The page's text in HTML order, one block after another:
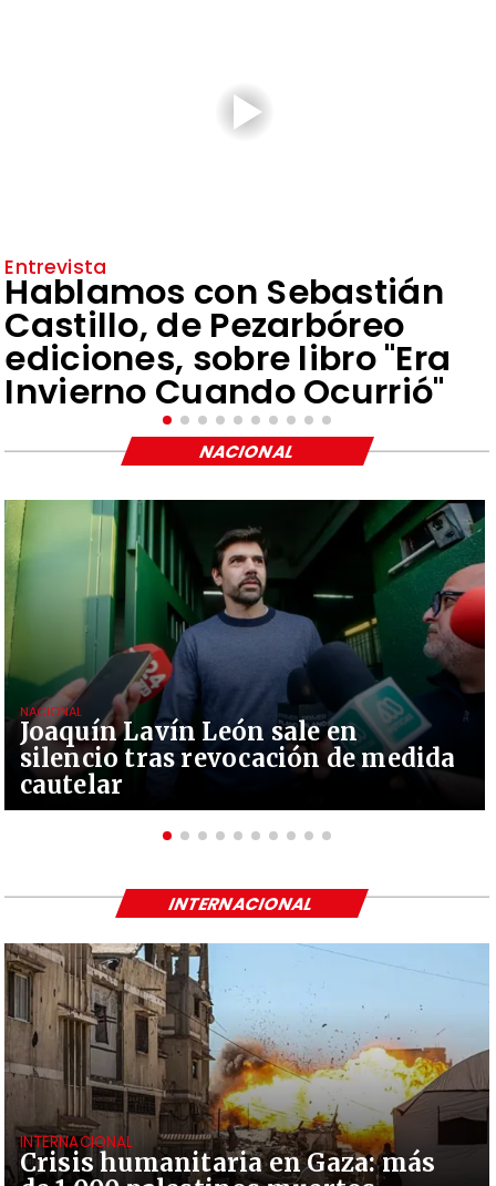
Entrevista
Hablamos con Sebastián
Castillo, de Pezarbóreo
ediciones, sobre libro "Era
Invierno Cuando Ocurrió"
Joaquín Lavín León sale en
silencio tras revocación de medida
cautelar
NACIONAL
NACIONAL
Crisis humanitaria en Gaza: más
INTERNACIONAL
INTERNACIONAL